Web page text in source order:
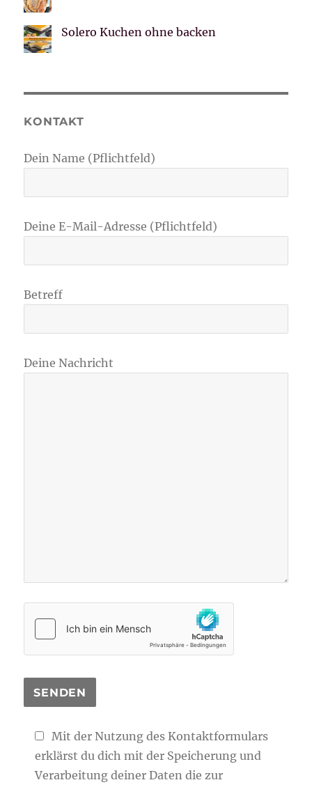
Solero Kuchen ohne backen
KONTAKT
Dein Name (Pflichtfeld)
Deine E-Mail-Adresse (Pflichtfeld)
Betreff
Deine Nachricht
Mit der Nutzung des Kontaktformulars
erklärst du dich mit der Speicherung und
Verarbeitung deiner Daten die zur